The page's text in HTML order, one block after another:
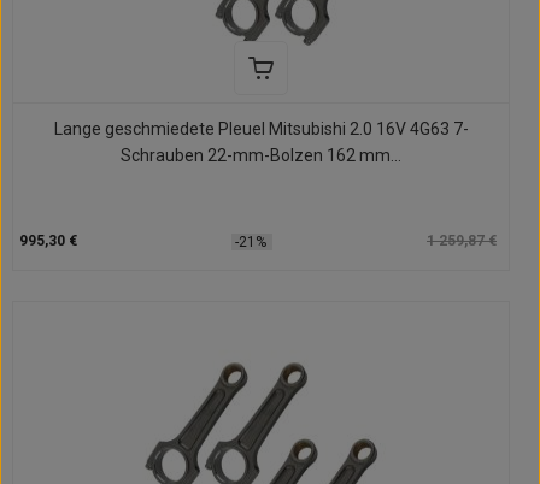
Lange geschmiedete Pleuel Mitsubishi 2.0 16V 4G63 7-
Schrauben 22-mm-Bolzen 162 mm...
995,30 € -21% 1 259,87 €